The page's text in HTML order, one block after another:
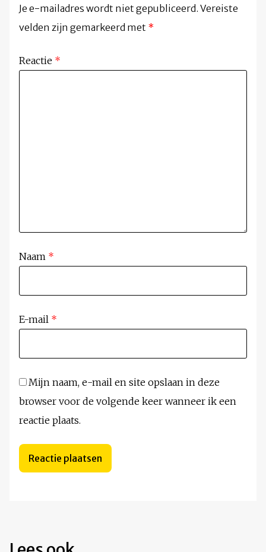
Je e-mailadres wordt niet gepubliceerd. Vereiste
velden zijn gemarkeerd met *
Reactie *
Naam *
E-mail *
Mijn naam, e-mail en site opslaan in deze
browser voor de volgende keer wanneer ik een
reactie plaats.